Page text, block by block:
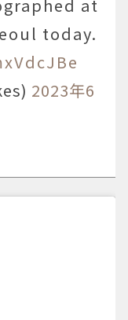
at
today.
2023年6